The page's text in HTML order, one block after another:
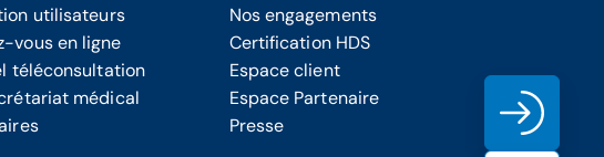
utilisateurs
vous en ligne
téléconsultation
médical
Nos engagements
Certification HDS
Espace client
Espace Partenaire
Presse